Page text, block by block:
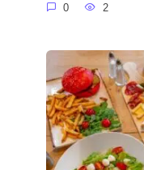
0 2